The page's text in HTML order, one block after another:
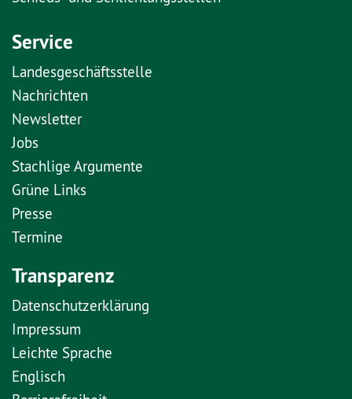
Service
Landesgeschäftsstelle
Nachrichten
Newsletter
Jobs
Stachlige Argumente
Grüne Links
Presse
Termine
Transparenz
Datenschutzerklärung
Impressum
Leichte Sprache
Englisch